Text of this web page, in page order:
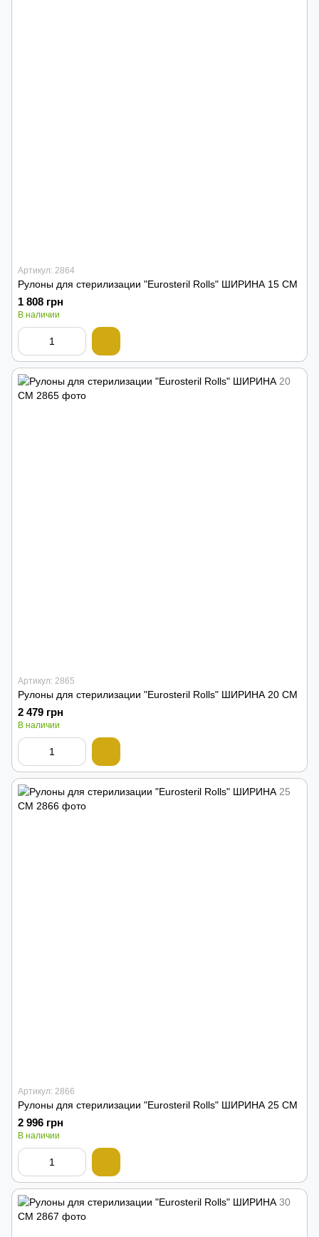
Артикул: 2864
Рулоны для стерилизации "Eurosteril Rolls" ШИРИНА 15 СМ
1 808 грн
В наличии
Артикул: 2865
Рулоны для стерилизации "Eurosteril Rolls" ШИРИНА 20 СМ
2 479 грн
В наличии
Артикул: 2866
Рулоны для стерилизации "Eurosteril Rolls" ШИРИНА 25 СМ
2 996 грн
В наличии